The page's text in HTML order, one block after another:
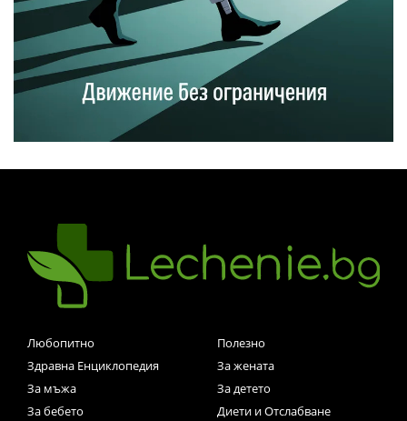
Любопитно
Полезно
Здравна Енциклопедия
За жената
За мъжа
За детето
За бебето
Диети и Отслабване